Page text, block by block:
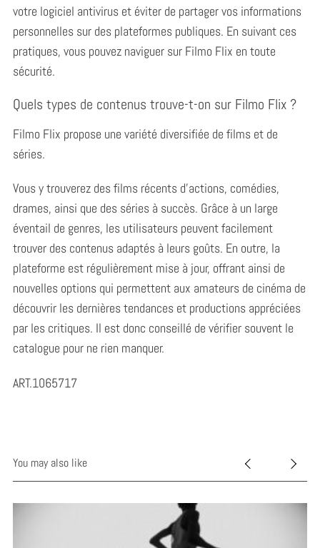
votre logiciel antivirus et éviter de partager vos informations
personnelles sur des plateformes publiques. En suivant ces
pratiques, vous pouvez naviguer sur Filmo Flix en toute
sécurité.
Quels types de contenus trouve-t-on sur Filmo Flix ?
Filmo Flix propose une variété diversifiée de films et de
séries.
Vous y trouverez des films récents d’actions, comédies,
drames, ainsi que des séries à succès. Grâce à un large
éventail de genres, les utilisateurs peuvent facilement
trouver des contenus adaptés à leurs goûts. En outre, la
plateforme est régulièrement mise à jour, offrant ainsi de
nouvelles options qui permettent aux amateurs de cinéma de
découvrir les dernières tendances et productions appréciées
par les critiques. Il est donc conseillé de vérifier souvent le
catalogue pour ne rien manquer.
ART.1065717
You may also like